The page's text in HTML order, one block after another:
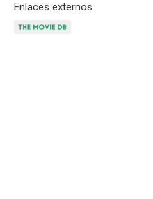
Enlaces externos